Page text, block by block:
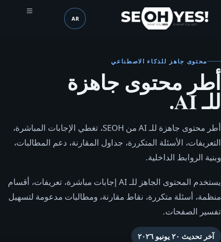
SEOH اللغة (mobile header)
AR
محتوى جاهز للذكاء الاصطناعي
أطر محتوى جاهزة
للـ AI.
أطر محتوى جاهزة للـ AI من SEOH، تغطي الإجابات المباشرة،
التعريفات، الأسئلة المتكررة، جداول المقارنة، دعم المطالبات،
وبنية الروابط الداخلية.
يستخدم المحتوى الجاهز للـ AI إجابات مباشرة، تعريفات، أقسام
منظمة، أسئلة متكررة، نقاط مقارنة، ومطالبات مدعومة لتسهيل
تفسير الصفحات.
آخر تحديث ٢٠ يونيو ٢٠٢٦